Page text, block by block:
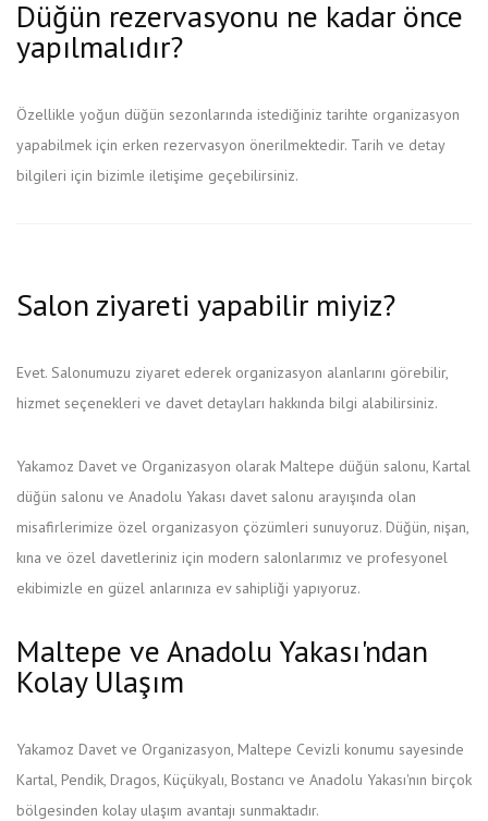
Düğün rezervasyonu ne kadar önce
yapılmalıdır?
Özellikle yoğun düğün sezonlarında istediğiniz tarihte organizasyon
yapabilmek için erken rezervasyon önerilmektedir. Tarih ve detay
bilgileri için bizimle iletişime geçebilirsiniz.
Salon ziyareti yapabilir miyiz?
Evet. Salonumuzu ziyaret ederek organizasyon alanlarını görebilir,
hizmet seçenekleri ve davet detayları hakkında bilgi alabilirsiniz.
Yakamoz Davet ve Organizasyon olarak Maltepe düğün salonu, Kartal
düğün salonu ve Anadolu Yakası davet salonu arayışında olan
misafirlerimize özel organizasyon çözümleri sunuyoruz. Düğün, nişan,
kına ve özel davetleriniz için modern salonlarımız ve profesyonel
ekibimizle en güzel anlarınıza ev sahipliği yapıyoruz.
Maltepe ve Anadolu Yakası'ndan
Kolay Ulaşım
Yakamoz Davet ve Organizasyon, Maltepe Cevizli konumu sayesinde
Kartal, Pendik, Dragos, Küçükyalı, Bostancı ve Anadolu Yakası'nın birçok
bölgesinden kolay ulaşım avantajı sunmaktadır.